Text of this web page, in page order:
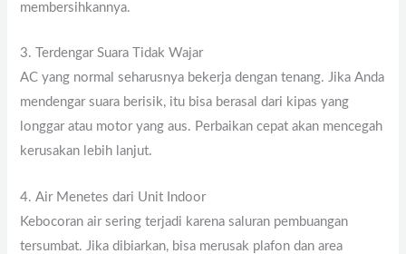
membersihkannya.
3. Terdengar Suara Tidak Wajar
AC yang normal seharusnya bekerja dengan tenang. Jika Anda
mendengar suara berisik, itu bisa berasal dari kipas yang
longgar atau motor yang aus. Perbaikan cepat akan mencegah
kerusakan lebih lanjut.
4. Air Menetes dari Unit Indoor
Kebocoran air sering terjadi karena saluran pembuangan
tersumbat. Jika dibiarkan, bisa merusak plafon dan area